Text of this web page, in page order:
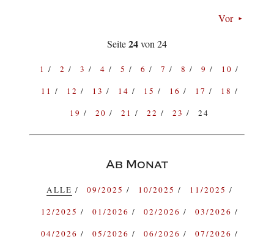
Vor
Seite24von 24
1 2 3 4 5 6 7 8 9
10
11
12 13 14 15 16 17
18
19
20 21 22 23 24
Ab Monat
ALLE 09/2025 10/2025
11/2025
12/2025
01/2026 02/2026
03/2026
04/2026
05/2026 06/2026
07/2026